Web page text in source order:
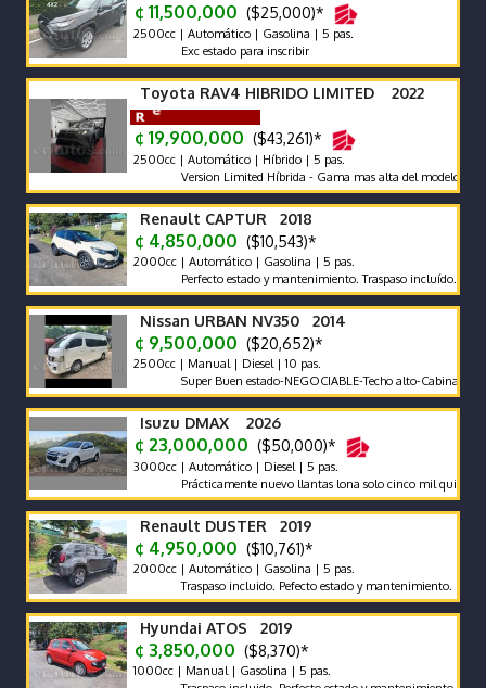
¢ 11,500,000 ($25,000)*
2500cc | Automático | Gasolina | 5 pas.
Exc estado para inscribir
Toyota RAV4 HIBRIDO LIMITED 2022
¢ 19,900,000 ($43,261)*
2500cc | Automático | Híbrido | 5 pas.
Version Limited Híbrida - Gama mas alta del modelo.
Renault CAPTUR 2018
¢ 4,850,000 ($10,543)*
2000cc | Automático | Gasolina | 5 pas.
Perfecto estado y mantenimiento. Traspaso incluído.
Nissan URBAN NV350 2014
¢ 9,500,000 ($20,652)*
2500cc | Manual | Diesel | 10 pas.
Super Buen estado-NEGOCIABLE-Techo alto-Cabina ancha-
Isuzu DMAX 2026
¢ 23,000,000 ($50,000)*
3000cc | Automático | Diesel | 5 pas.
Prácticamente nuevo llantas lona solo cinco mil quinientos
Renault DUSTER 2019
¢ 4,950,000 ($10,761)*
2000cc | Automático | Gasolina | 5 pas.
Traspaso incluido. Pefecto estado y mantenimiento. Garantia
Hyundai ATOS 2019
¢ 3,850,000 ($8,370)*
1000cc | Manual | Gasolina | 5 pas.